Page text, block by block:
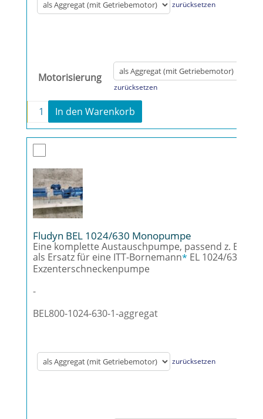
zurücksetzen
Motorisierung
zurücksetzen
Fludyn BEL 1024 Monopumpe Menge
+
In den Warenkorb
Fludyn BEL 1024/630 Monopumpe
Eine komplette Austauschpumpe, passend z. B.
als Ersatz für eine ITT-Bornemann* EL 1024/630
Exzenterschneckenpumpe
-
BEL800-1024-630-1-aggregat
zurücksetzen